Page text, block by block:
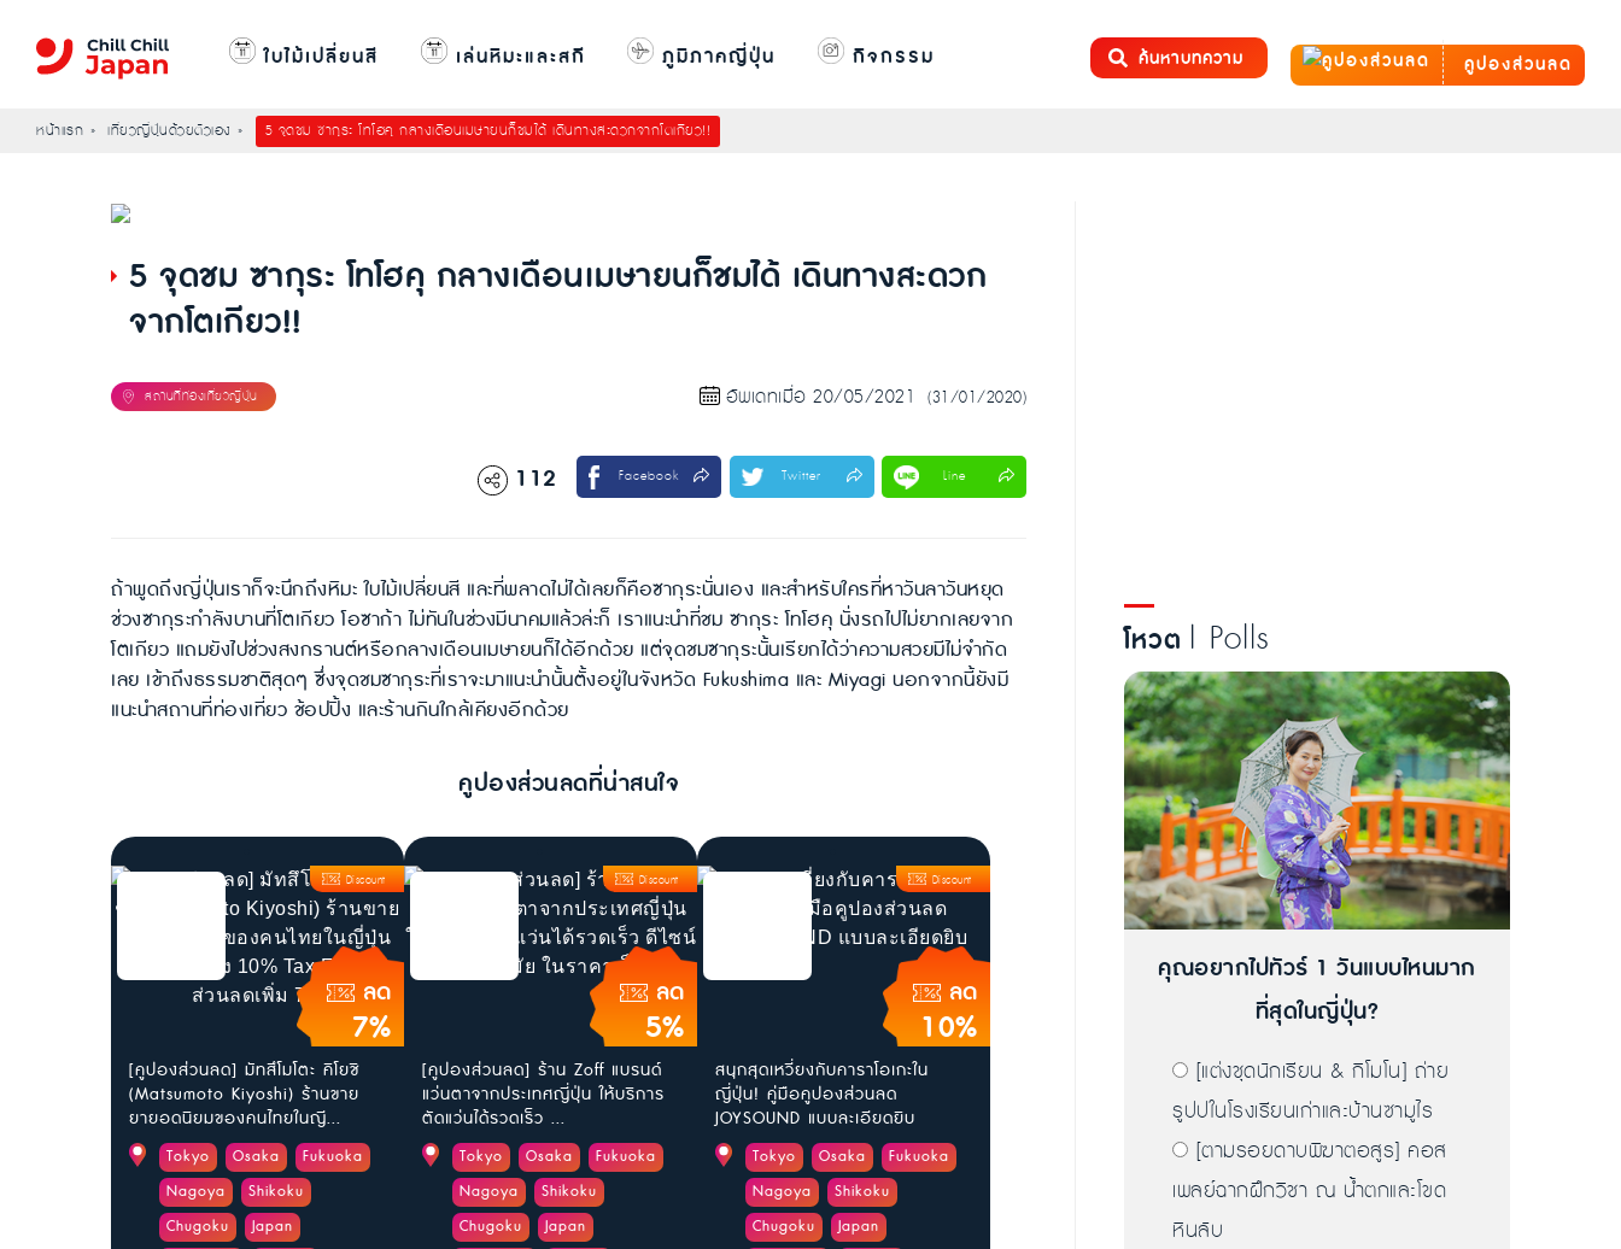
ใบไม้เปลี่ยนสี เล่นหิมะและสกี ภูมิภาคญี่ปุ่น กิจกรรม ค้นหาบทความ คูปองส่วนลด
หน้าแรก เที่ยวญี่ปุ่นด้วยตัวเอง 5 จุดชม ซากุระ โทโฮคุ กลางเดือนเมษายนก็ชมได้ เดินทางสะดวกจากโตเกียว!!
5 จุดชม ซากุระ โทโฮคุ กลางเดือนเมษายนก็ชมได้ เดินทางสะดวก
จากโตเกียว!!
อัพเดทเมื่อ 20/05/2021 (31/01/2020)
112 Facebook Twitter Line
ถ้าพูดถึงญี่ปุ่นเราก็จะนึกถึงหิมะ ใบไม้เปลี่ยนสี และที่พลาดไม่ได้เลยก็คือซากุระนั่นเอง และสำหรับใครที่หาวันลาวันหยุด
ช่วงซากุระกำลังบานที่โตเกียว โอซาก้า ไม่ทันในช่วงมีนาคมแล้วล่ะก็ เราแนะนำที่ชม ซากุระ โทโฮคุ นั่งรถไปไม่ยากเลยจาก
โตเกียว แถมยังไปช่วงสงกรานต์หรือกลางเดือนเมษายนก็ได้อีกด้วย แต่จุดชมซากุระนั้นเรียกได้ว่าความสวยมีไม่จำกัด
เลย เข้าถึงธรรมชาติสุดๆ ซึ่งจุดชมซากุระที่เราจะมาแนะนำนั้นตั้งอยู่ในจังหวัด Fukushima และ Miyagi นอกจากนี้ยังมี
แนะนำสถานที่ท่องเที่ยว ช้อปปิ้ง และร้านกินใกล้เคียงอีกด้วย
คูปองส่วนลดที่น่าสนใจ
ลด
7%
Discount
[คูปองส่วนลด] มัทสึโมโตะ คิโยชิ
(Matsumoto Kiyoshi) ร้านขาย
ยายอดนิยมของคนไทยในญี...
Tokyo Osaka
Fukuoka
Nagoya
Shikoku
Chugoku
Japan
ลด
5%
Discount
[คูปองส่วนลด] ร้าน Zoff แบรนด์
แว่นตาจากประเทศญี่ปุ่น ให้บริการ
ตัดแว่นได้รวดเร็ว ...
Tokyo Osaka
Fukuoka
Nagoya
Shikoku
Chugoku
Japan
ลด
10%
Discount
สนุกสุดเหวี่ยงกับคาราโอเกะใน
ญี่ปุ่น! คู่มือคูปองส่วนลด
JOYSOUND แบบละเอียดยิบ
Tokyo Osaka
Fukuoka
Nagoya
Shikoku
Chugoku
Japan
โหวต | Polls
คุณอยากไปทัวร์ 1 วันแบบไหนมาก
ที่สุดในญี่ปุ่น?
[แต่งชุดนักเรียน & กิโมโน] ถ่าย
รูปปในโรงเรียนเก่าและบ้านซามูไร
[ตามรอยดาบพิฆาตอสูร] คอส
เพลย์ฉากฝึกวิชา ณ น้ำตกและโขด
หินลับ